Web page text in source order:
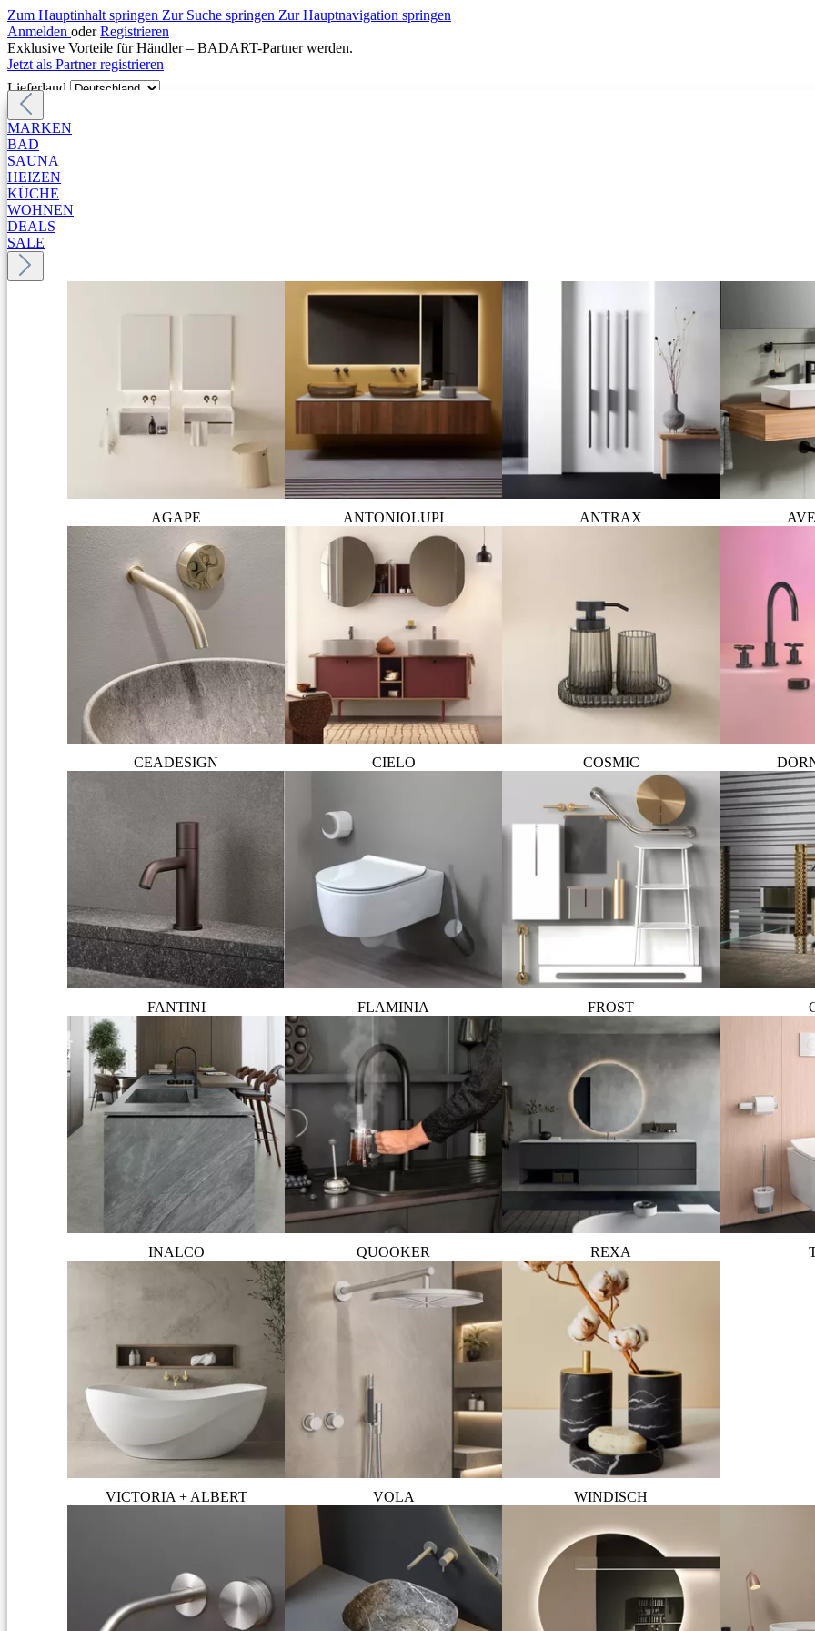
Zum Hauptinhalt springen Zur Suche springen Zur Hauptnavigation springen
Anmelden oder Registrieren
Exklusive Vorteile für Händler – BADART-Partner werden.
Jetzt als Partner registrieren
Lieferland
MARKEN
BAD
SAUNA
HEIZEN
KÜCHE
WOHNEN
DEALS
SALE
AGAPE ANTONIOLUPI ANTRAX
CEADESIGN CIELO COSMIC
FANTINI FLAMINIA FROST
INALCO QUOOKER REXA
VICTORIA + ALBERT VOLA WINDISCH